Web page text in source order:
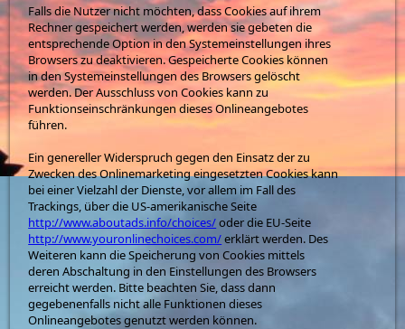
Falls die Nutzer nicht möchten, dass Cookies auf ihrem
Rechner gespeichert werden, werden sie gebeten die
entsprechende Option in den Systemeinstellungen ihres
Browsers zu deaktivieren. Gespeicherte Cookies können
in den Systemeinstellungen des Browsers gelöscht
werden. Der Ausschluss von Cookies kann zu
Funktionseinschränkungen dieses Onlineangebotes
führen.
Ein genereller Widerspruch gegen den Einsatz der zu
Zwecken des Onlinemarketing eingesetzten Cookies kann
bei einer Vielzahl der Dienste, vor allem im Fall des
Trackings, über die US-amerikanische Seite
http://www.aboutads.info/choices/oder die EU-Seite
http://www.youronlinechoices.com/erklärt werden. Des
Weiteren kann die Speicherung von Cookies mittels
deren Abschaltung in den Einstellungen des Browsers
erreicht werden. Bitte beachten Sie, dass dann
gegebenenfalls nicht alle Funktionen dieses
Onlineangebotes genutzt werden können.